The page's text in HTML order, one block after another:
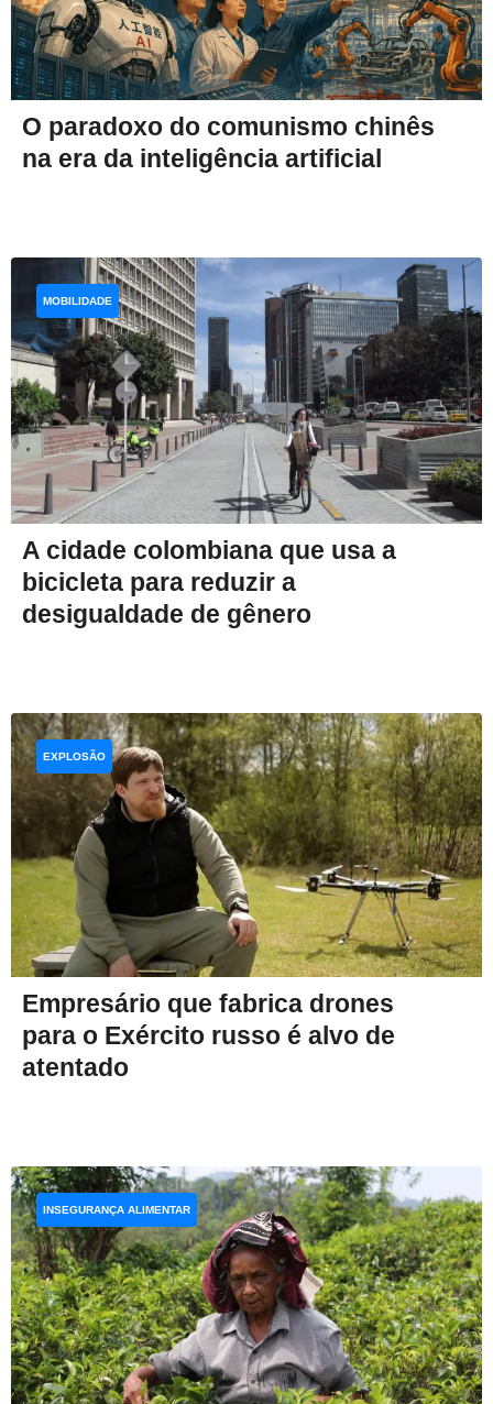
O paradoxo do comunismo chinês
na era da inteligência artificial
A cidade colombiana que usa a
bicicleta para reduzir a
desigualdade de gênero
MOBILIDADE
Empresário que fabrica drones
para o Exército russo é alvo de
atentado
EXPLOSÃO
INSEGURANÇA ALIMENTAR